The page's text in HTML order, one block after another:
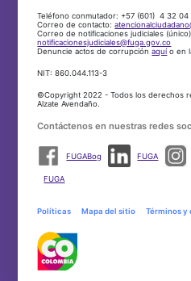
Teléfono conmutador: +57 (601) 4 32 04
Correo de contacto:
Correo de notificaciones judiciales
notificacionesjudiciales@fuga.gov.co
Denuncie actos de corrupciónaquío en
NIT: 860.044.113-3
©Copyright 2022 - Todos los derechos
Alzate Avendaño.
Contáctenos en nuestras redes
FUGABog FUGA
FUGA
Políticas Mapa del sitio Términos y